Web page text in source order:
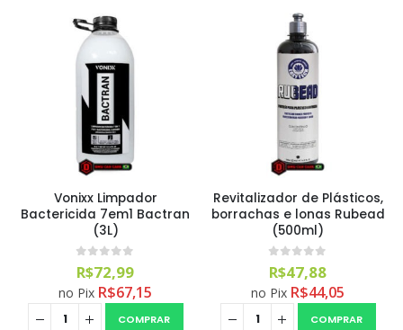
Vonixx Limpador
Bactericida 7em1 Bactran
(3L)
0 out of 5
R$72,99
no Pix R$67,15
COMPRAR
Revitalizador de Plásticos,
borrachas e lonas Rubead
(500ml)
0 out of 5
R$47,88
no Pix R$44,05
COMPRAR